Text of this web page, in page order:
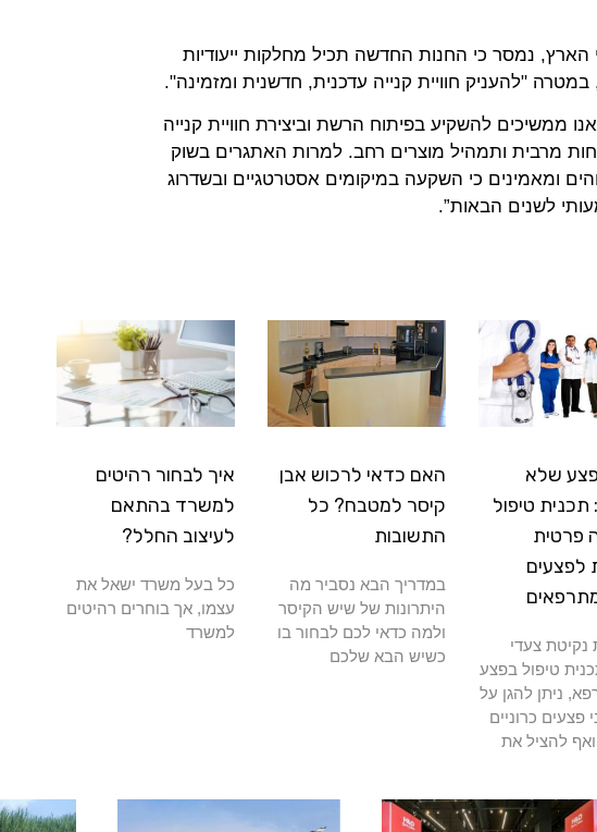
סניפים ברחבי הארץ, נמסר כי החנות החדשה תכיל מחלקות ייעודיות
במטרה "להעניק חוויית קנייה עדכנית, חדשנית ומזמינה".
ממשיכים להשקיע בפיתוח הרשת וביצירת חוויית קנייה
מרבית ותמהיל מוצרים רחב. למרות האתגרים בשוק
ומאמינים כי השקעה במיקומים אסטרטגיים ובשדרוג
לשנים הבאות”.
שלא
טיפול
פרטית
לפצעים
נקיטת צעדי
טיפול בפצע
ניתן להגן על
פצעים כרוניים
להציל את
האם כדאי לרכוש אבן
קיסר למטבח? כל
התשובות
במדריך הבא נסביר מה
היתרונות של שיש הקיסר
ולמה כדאי לכם לבחור בו
כשיש הבא שלכם
איך לבחור רהיטים
למשרד בהתאם
לעיצוב החלל?
כל בעל משרד ישאל את
עצמו, אך בוחרים רהיטים
למשרד